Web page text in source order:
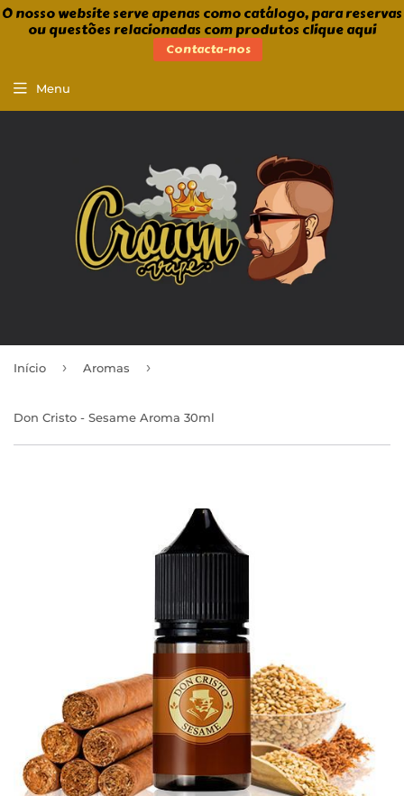
O nosso website serve apenas como catálogo, para reservas
ou questões relacionadas com produtos clique aqui
Contacta-nos
Menu
Início › Aromas ›
Don Cristo - Sesame Aroma 30ml